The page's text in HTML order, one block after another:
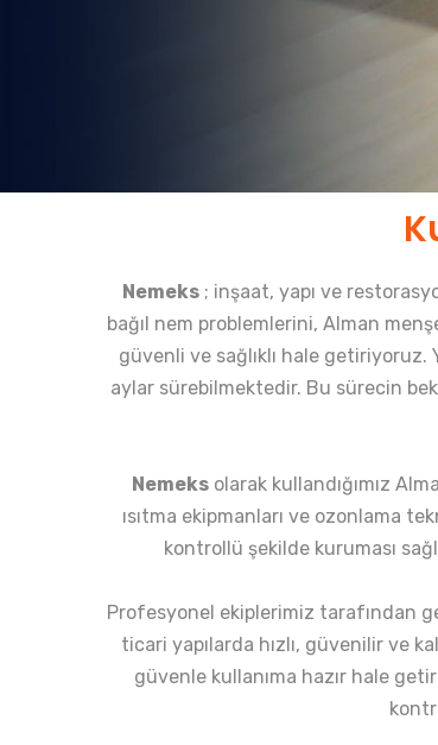
Nemeks ; inşaat, yapı ve
bağıl nem problemlerini, Alman
güvenli ve sağlıklı hale getiriyoruz.
aylar sürebilmektedir. Bu sürecin
Nemeksolarak kullandığımız
ısıtma ekipmanları ve ozonlama
kontrollü şekilde kuruması
Profesyonel ekiplerimiz tarafından
ticari yapılarda hızlı, güvenilir ve
güvenle kullanıma hazır hale